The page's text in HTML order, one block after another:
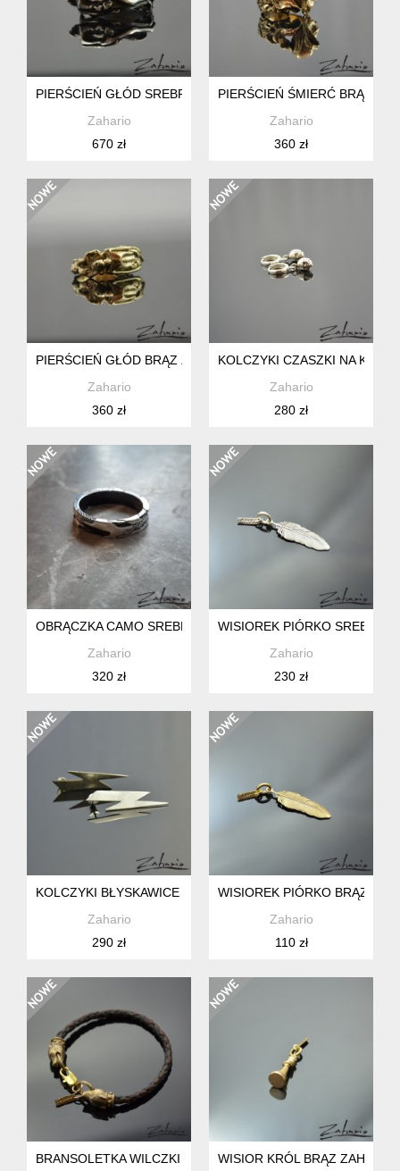
PIERŚCIEŃ GŁÓD SREBRO ZAHARIO
Zahario
670 zł
PIERŚCIEŃ ŚMIERĆ BRĄZ
Zahario
360 zł
PIERŚCIEŃ GŁÓD BRĄZ ZAHARIO
Zahario
360 zł
KOLCZYKI CZASZKI NA
Zahario
280 zł
OBRĄCZKA CAMO SREBRO ZAHARIO
Zahario
320 zł
WISIOREK PIÓRKO SREBRO
Zahario
230 zł
KOLCZYKI BŁYSKAWICE SREBRO ZAHARIO
Zahario
290 zł
WISIOREK PIÓRKO BRĄZ
Zahario
110 zł
BRANSOLETKA WILCZKI BRĄZ WISIOR KRÓL BRĄZ ZAHARIO